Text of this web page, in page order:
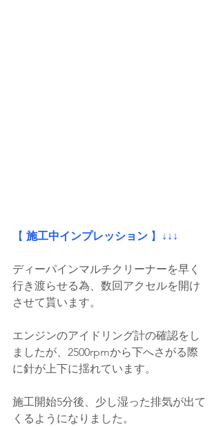
【 施工中インプレッション 】 ↓↓↓
ディーパインマルチクリーナーを早く
行き渡らせる為、数回アクセルを開け
させて貰います。
エンジンのアイドリング計の確認をし
ましたが、2500rpmから下へさがる際
に針が上下に揺れています。
施工開始5分後、少し湿った排気が出て
くるようになりました。